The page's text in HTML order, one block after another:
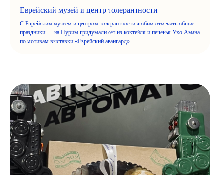
Еврейский музей и центр толерантности
С Еврейским музеем и центром толерантности любим отмечать общие
праздники — на Пурим придумали сет из коктейля и печенья Ухо Амана
по мотивам выставки «Еврейский авангард».
контакты
меню
доставка
© Все права защищены. Dizengof/99
Пользовательское соглашение